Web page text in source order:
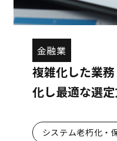
金融業
複雑化した業
化し最適な選
システム老朽化・